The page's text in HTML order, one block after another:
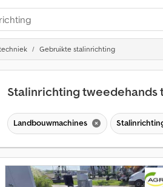
Gebruikte stalinrichting
Stalinrichting tweedehands
Landbouwmachines